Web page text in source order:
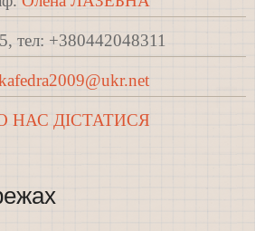
тел: +380442048311
НАС ДІСТАТИСЯ